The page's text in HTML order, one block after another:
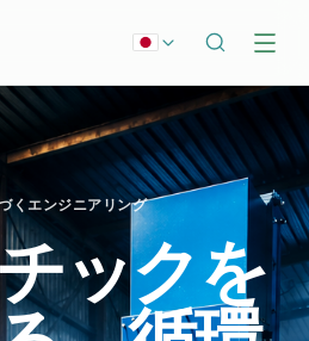
くエンジニアリング
ックを